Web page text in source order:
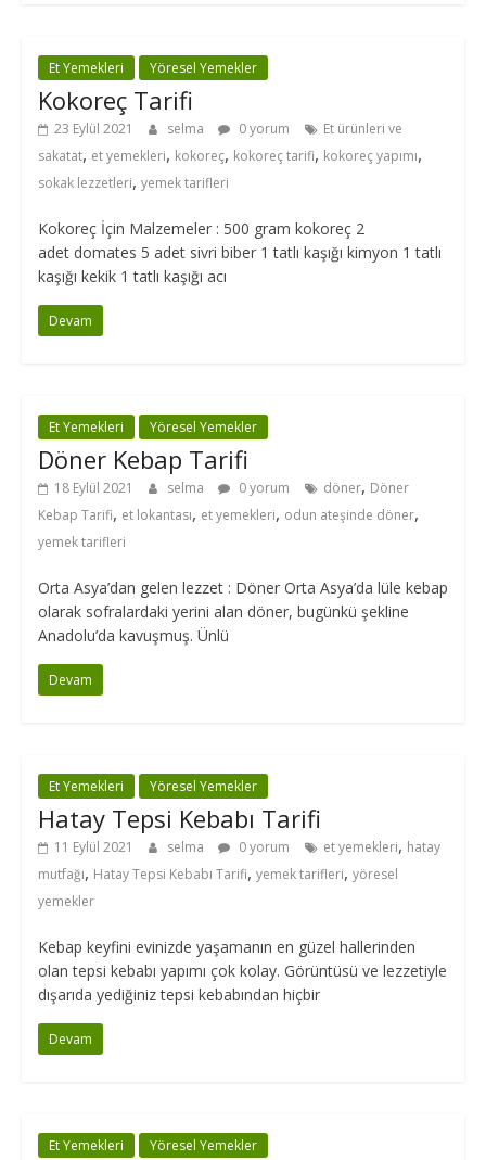
Et Yemekleri Yöresel Yemekler
Kokoreç Tarifi
23 Eylül 2021 selma 0 yorum
Et ürünleri ve
sakatat, et yemekleri, kokoreç, kokoreç tarifi, kokoreç yapımı,
sokak lezzetleri, yemek tarifleri
Kokoreç İçin Malzemeler : 500 gram kokoreç 2
adet domates 5 adet sivri biber 1 tatlı kaşığı kimyon 1 tatlı
kaşığı kekik 1 tatlı kaşığı acı
Devam
Et Yemekleri Yöresel Yemekler
Döner Kebap Tarifi
18 Eylül 2021 selma 0 yorum döner, Döner
Kebap Tarifi, et lokantası, et yemekleri, odun ateşinde döner,
yemek tarifleri
Orta Asya’dan gelen lezzet : Döner Orta Asya’da lüle kebap
olarak sofralardaki yerini alan döner, bugünkü şekline
Anadolu’da kavuşmuş. Ünlü
Devam
Et Yemekleri Yöresel Yemekler
Hatay Tepsi Kebabı Tarifi
11 Eylül 2021 selma 0 yorum et yemekleri, hatay
mutfağı, Hatay Tepsi Kebabı Tarifi, yemek tarifleri, yöresel
yemekler
Kebap keyfini evinizde yaşamanın en güzel hallerinden
olan tepsi kebabı yapımı çok kolay. Görüntüsü ve lezzetiyle
dışarıda yediğiniz tepsi kebabından hiçbir
Devam
Et Yemekleri Yöresel Yemekler